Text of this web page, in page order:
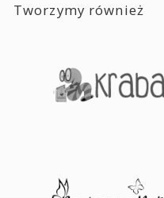
Tworzymy również